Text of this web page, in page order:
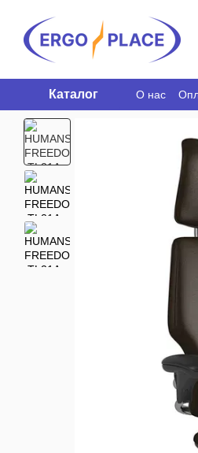
Каталог О нас
Ergo